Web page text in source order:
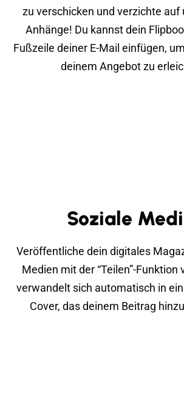
zu verschicken und verzichte auf
Anhänge! Du kannst dein
Fußzeile deiner E-Mail einfügen,
deinem Angebot zu
Soziale
Veröffentliche dein digitales
Medien mit der “Teilen”-Funktion
verwandelt sich automatisch in
Cover, das deinem Beitrag